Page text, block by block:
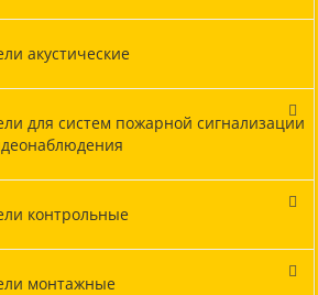
акустические
для систем пожарной сигнализации
контрольные
монтажные